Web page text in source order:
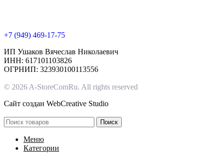
+7 (949) 469-17-75
ИП Ушаков Вячеслав Николаевич
ИНН: 617101103826
ОГРНИП: 323930100113556
© 2026 A-StoreComRu. All rights reserved
Сайт создан WebCreative Studio
Поиск
Меню
Категории